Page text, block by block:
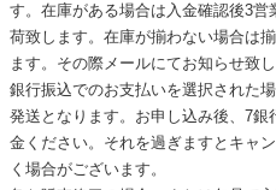
す。在庫がある場合は入金確認後3営
荷致します。在庫が揃わない場合は
ます。その際メールにてお知らせ致し
銀行振込でのお支払いを選択された
発送となります。お申し込み後、7銀
金ください。それを過ぎますとキャ
く場合がございます。